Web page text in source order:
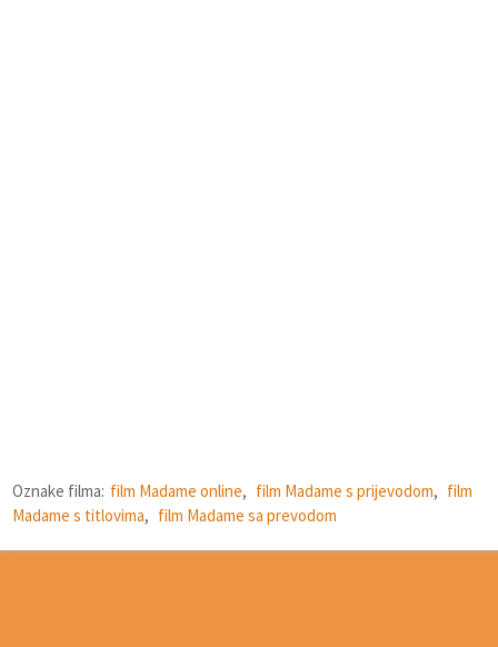
Oznake filma: film Madame online, film Madame s prijevodom, film
Madame s titlovima, film Madame sa prevodom